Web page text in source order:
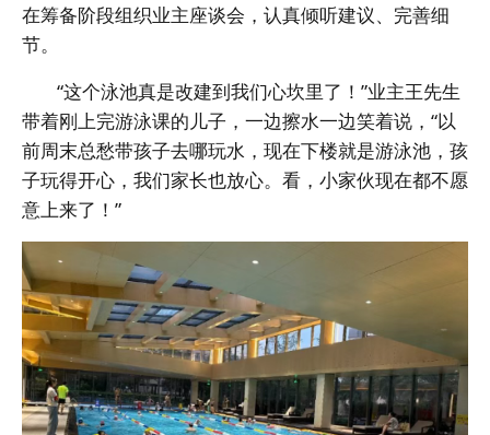
在筹备阶段组织业主座谈会，认真倾听建议、完善细
节。
“这个泳池真是改建到我们心坎里了！”业主王先生
带着刚上完游泳课的儿子，一边擦水一边笑着说，“以
前周末总愁带孩子去哪玩水，现在下楼就是游泳池，孩
子玩得开心，我们家长也放心。看，小家伙现在都不愿
意上来了！”